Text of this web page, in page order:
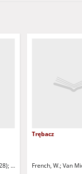
Walther, Philipp
Trębacz
French, W. Van